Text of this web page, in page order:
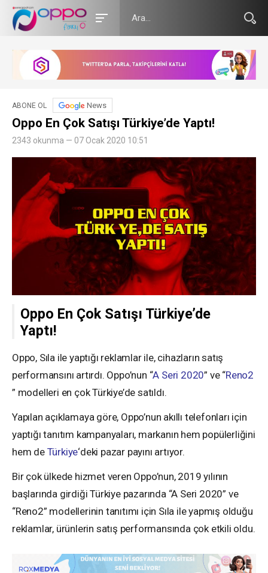
ABONE OL News
Oppo En Çok Satışı Türkiye’de Yaptı!
2343 okunma — 07 Ocak 2020 10:51
Oppo En Çok Satışı Türkiye’de
Yaptı!
Oppo, Sıla ile yaptığı reklamlar ile, cihazların satış
performansını artırdı. Oppo’nun “A Seri 2020” ve “Reno2
” modelleri en çok Türkiye’de satıldı.
Yapılan açıklamaya göre, Oppo’nun akıllı telefonları için
yaptığı tanıtım kampanyaları, markanın hem popülerliğini
hem de Türkiye‘deki pazar payını artıyor.
Bir çok ülkede hizmet veren Oppo’nun, 2019 yılının
başlarında girdiği Türkiye pazarında “A Seri 2020” ve
“Reno2” modellerinin tanıtımı için Sıla ile yapmış olduğu
reklamlar, ürünlerin satış performansında çok etkili oldu.